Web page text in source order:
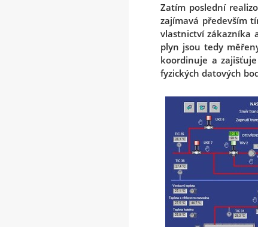
Zatím poslední
zajímavá především
vlastnictví zákazníka
plyn jsou tedy
koordinuje a
fyzických datových